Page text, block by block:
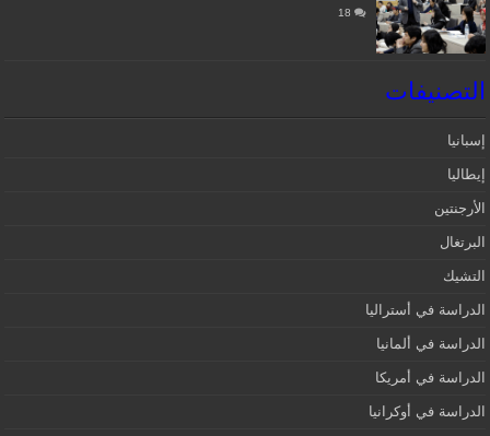
18
التصنيفات
إسبانيا‎
إيطاليا
الأرجنتين
البرتغال
التشيك
الدراسة في أستراليا
الدراسة في ألمانيا
الدراسة في أمريكا
الدراسة في أوكرانيا